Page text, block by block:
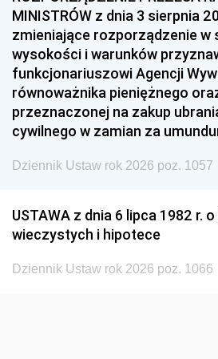
1954 1953
1951 1950
1948 1947
1945 1944
1938 1937
1935 1934
1929 1928
MINISTRÓW z dnia 3 sierpnia
zmieniające rozporządzenie w
wysokości i warunków
funkcjonariuszowi Agencji
równoważnika pieniężnego
przeznaczonej na zakup
cywilnego w zamian za
Dziennik Ustaw rok 2026 poz. 1057
USTAWA z dnia 6 lipca 1982 r.
wieczystych i hipotece
Dziennik Ustaw rok 2026 poz. 1066